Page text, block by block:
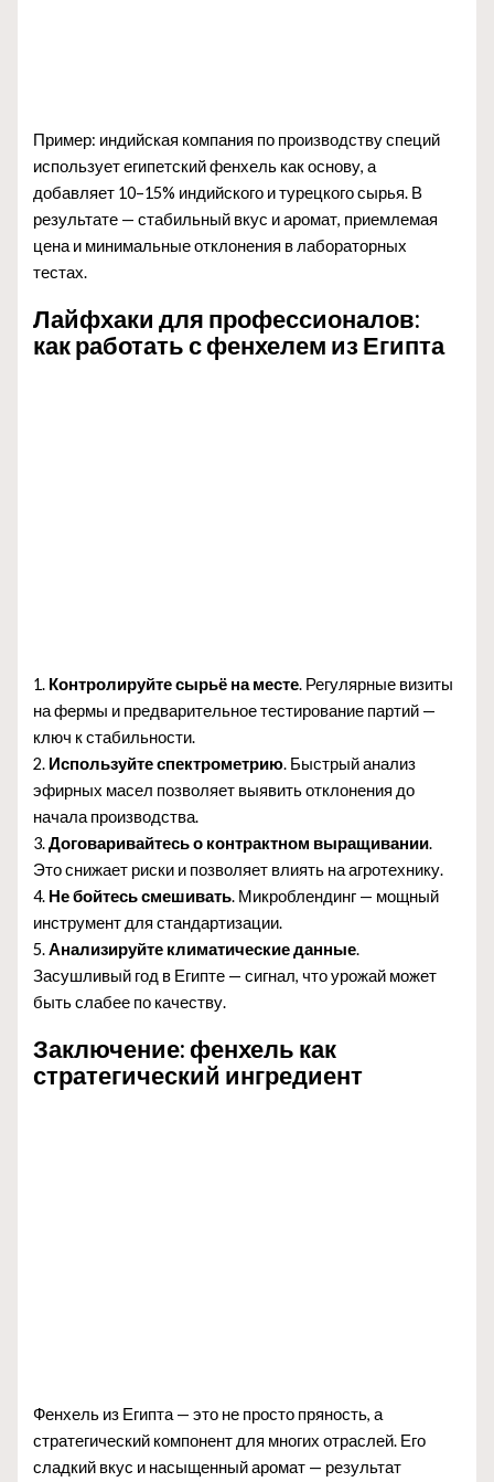
Пример: индийская компания по производству специй
использует египетский фенхель как основу, а
добавляет 10–15% индийского и турецкого сырья. В
результате — стабильный вкус и аромат, приемлемая
цена и минимальные отклонения в лабораторных
тестах.
Лайфхаки для профессионалов:
как работать с фенхелем из Египта
1. Контролируйте сырьё на месте. Регулярные визиты
на фермы и предварительное тестирование партий —
ключ к стабильности.
2. Используйте спектрометрию. Быстрый анализ
эфирных масел позволяет выявить отклонения до
начала производства.
3.Договаривайтесь о контрактном выращивании.
Это снижает риски и позволяет влиять на агротехнику.
4. Не бойтесь смешивать. Микроблендинг — мощный
инструмент для стандартизации.
5.Анализируйте климатические данные.
Засушливый год в Египте — сигнал, что урожай может
быть слабее по качеству.
Заключение: фенхель как
стратегический ингредиент
Фенхель из Египта — это не просто пряность, а
стратегический компонент для многих отраслей. Его
сладкий вкус и насыщенный аромат — результат